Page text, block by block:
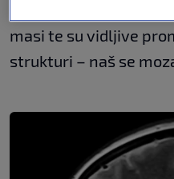
masi te su vidljive
strukturi – naš se